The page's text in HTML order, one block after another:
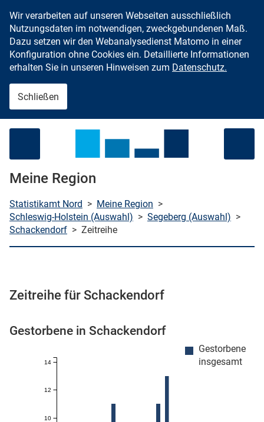
Zum Inhalt springen
Wir verarbeiten auf unseren Webseiten ausschließlich
Nutzungsdaten im notwendigen, zweckgebundenen Maß.
Dazu setzen wir den Webanalysedienst Matomo in einer
Konfiguration ohne Cookies ein. Detaillierte Informationen
erhalten Sie in unseren Hinweisen zum Datenschutz.
Schließen
Meine Region
Statistikamt Nord > Meine Region >
Schleswig-Holstein (Auswahl) > Segeberg (Auswahl) >
Schackendorf > Zeitreihe
Zeitreihe für Schackendorf
Gestorbene in Schackendorf
Gestorbene
insgesamt
10
12
14